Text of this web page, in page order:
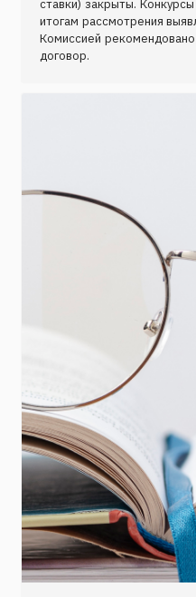
ставки) закрыты.
итогам рассмотрения
Комиссией
договор.